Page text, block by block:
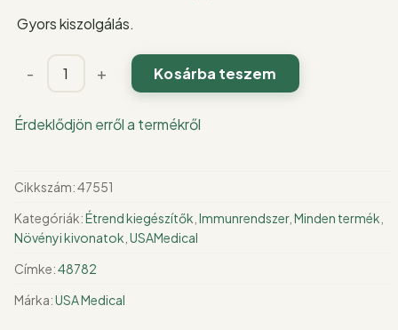
Gyors kiszolgálás.
Organikus
és
60
db
mennyiség
- + Kosárba teszem
Érdeklődjön erről a termékről
Cikkszám:47551
Kategóriák:Étrend kiegészítők Immunrendszer, Minden termék
Növényi kivonatok USAMedical
Címke:48782
Márka:USA Medical